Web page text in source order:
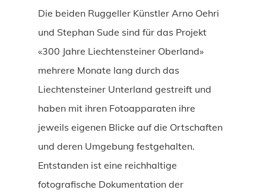
Die beiden Ruggeller Künstler Arno Oehri
und Stephan Sude sind für das Projekt
«300 Jahre Liechtensteiner Oberland»
mehrere Monate lang durch das
Liechtensteiner Unterland gestreift und
haben mit ihren Fotoapparaten ihre
jeweils eigenen Blicke auf die Ortschaften
und deren Umgebung festgehalten.
Entstanden ist eine reichhaltige
fotografische Dokumentation der